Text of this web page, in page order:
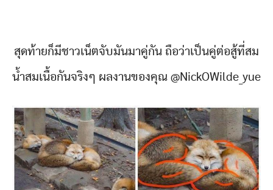
สุดท้ายก็มีชาวเน็ตจับมันมาคู่กัน ถือว่าเป็นคู่ต่อสู้ที่สม
น้ำสมเนื้อกันจริงๆ ผลงานของคุณ @NickOWilde_yue